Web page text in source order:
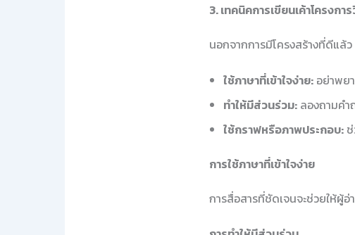
3. เทคนิคการเขียนเค้าโครงกา
นอกจากการมีโครงสร้างที่ดีแล้
ใช้ภาษาที่เข้าใจง่าย: อย่าพย
ทำให้มีส่วนร่วม: ลองถามคำ
ใช้กราฟหรือภาพประกอบ:
การใช้ภาษาที่เข้าใจง่าย
การสื่อสารที่ชัดเจนจะช่วยให้ผู้